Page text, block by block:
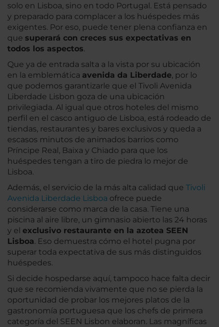
solo en Lisboa, sino en todo Portugal. Está pensado
y preparado para complacer a los huéspedes más
exigentes. Por eso, puede tener plena confianza en
que superará con creces sus expectativas en
todos los aspectos.
Que ya de entrada salta a la vista por su ubicación
en la emblemática avenida da Liberdade, por lo
que podemos garantizarle que el Tivoli Avenida
Liberdade Lisbon goza de una ubicación
privilegiada. Al igual que otros hoteles del mismo
perfil en el casco antiguo de Lisboa, está rodeado de
tiendas, restaurantes y bares exclusivos y queda a
escasos minutos de animados barrios como
Príncipe Real, Baixa y Chiado para que los
huéspedes tengan a tiro de piedra lo mejor de
Lisboa.
Además, el servicio de la más alta calidad que Tivoli
Avenida Liberdade Lisboa ofrece puede
considerarse como marca de la casa. Tiene una
piscina al aire libre, un gimnasio abierto las 24 horas
y el exclusivo restaurante en la azotea SEEN
Lisboa. Eso demuestra cómo el hotel pugna por
superar toda expectativa de sus más distinguidos
huéspedes.
Si decide hospedarse aquí, tampoco hace falta decir
que se recomienda vivamente que no se pierda la
oportunidad de probar los mejores platos de la
gastronomía portuguesa que los chefs de primera
categoría del SEEN Lisbon elaboran. Las magníficas